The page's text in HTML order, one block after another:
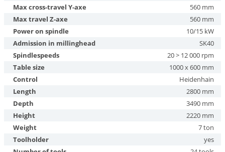
Max cross-travel Y-axe
560 mm
Max travel Z-axe
560 mm
Power on spindle
10/15 kW
Admission in millinghead
SK40
Spindlespeeds
20 > 12 000 rpm
Table size
1000 x 600 mm
Control
Heidenhain
Length
2800 mm
Depth
3490 mm
Height
2220 mm
Weight
7 ton
Toolholder
yes